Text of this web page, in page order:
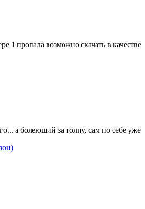
1 пропала возможно скачать в качестве
а болеющий за толпу, сам по себе уже